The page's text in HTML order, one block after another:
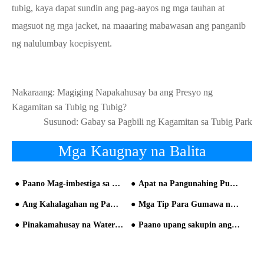
tubig, kaya dapat sundin ang pag-aayos ng mga tauhan at
magsuot ng mga jacket, na maaaring mabawasan ang panganib
ng nalulumbay koepisyent.
Nakaraang: Magiging Napakahusay ba ang Presyo ng
Kagamitan sa Tubig ng Tubig?
Susunod: Gabay sa Pagbili ng Kagamitan sa Tubig Park
Mga Kaugnay na Balita
Paano Mag-imbestiga sa Qualification ng Kagamitang Kagamitan sa Tubig Park Apat na Pangunahing Punto ng Disenyo ng Tubig Park
Ang Kahalagahan ng Pamamahala ng Operasyon ng Mga Parke ng Tubig mula sa Tanawin ng Chimelong Water Mga Tip Para Gumawa ng Hotel Waterpark
Pinakamahusay na Water Park sa Dubai Paano upang sakupin ang Mga Pagkakataon sa merkado Mabilis sa Tatlong o Apat na Linya ng Lunsod na w